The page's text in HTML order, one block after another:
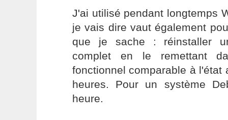
J'ai utilisé pendant longtemps
je vais dire vaut également
que je sache : réinstaller
complet en le remettant
fonctionnel comparable à l'état
heures. Pour un système
heure.